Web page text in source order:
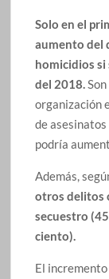
Solo en el
aumento del
homicidios si
del 2018.
organización
de
podría
Además,
otros delitos
secuestro
ciento).
El